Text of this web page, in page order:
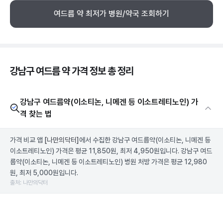
여드름 약 최저가 병원/약국 조회하기
강남구 여드름 약 가격 정보 총 정리
강남구 여드름약(이소티논, 니메겐 등 이소트레티노인) 가
격 찾는 법
가격 비교 앱 [나만의닥터] 에서 수집한 강남구 여드름약(이소티논, 니메겐 등
이소트레티노인) 가격은 평균 11,850원, 최저 4,950원입니다. 강남구 여드
름약(이소티논, 니메겐 등 이소트레티노인) 병원 처방 가격은 평균 12,980
원, 최저 5,000원입니다.
출처: 나만의닥터